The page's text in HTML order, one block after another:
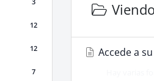
3
12
12
7
Accede a